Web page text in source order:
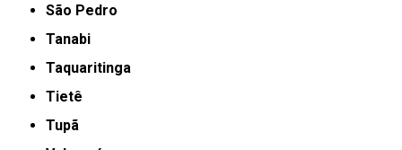
São Pedro
Tanabi
Taquaritinga
Tietê
Tupã